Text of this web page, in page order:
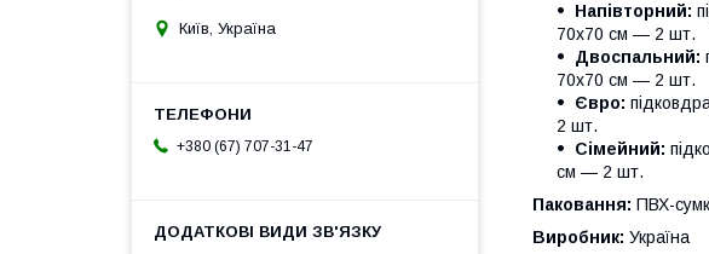
Напівторний:
70х70 см — 2 шт.
Двоспальний:
70х70 см — 2 шт.
Євро:
2 шт.
Сімейний:
см — 2 шт.
Паковання: ПВХ-
Виробник: Україна
Київ, Україна
+380 (67) 707-31-47